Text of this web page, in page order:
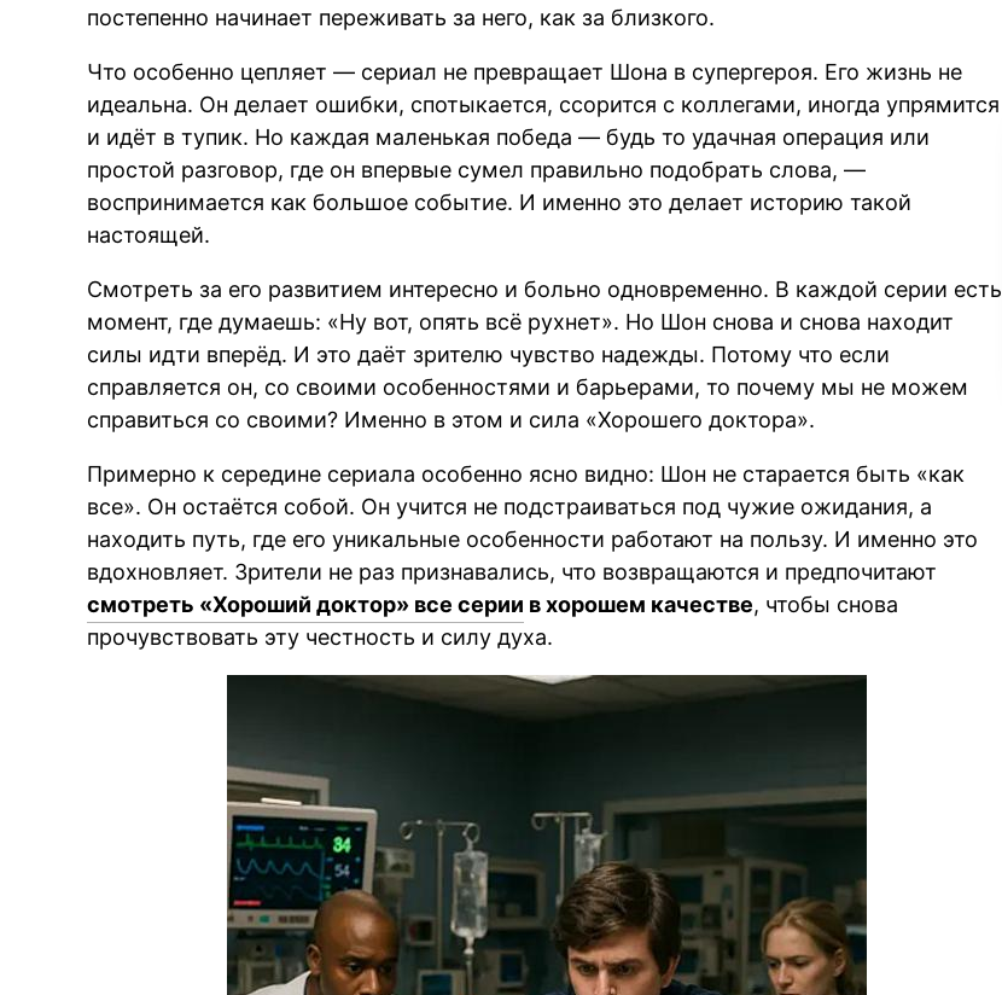
постепенно начинает переживать за него, как за близкого.
Что особенно цепляет — сериал не превращает Шона в супергероя. Его жизнь не
идеальна. Он делает ошибки, спотыкается, ссорится с коллегами, иногда упрямится
и идёт в тупик. Но каждая маленькая победа — будь то удачная операция или
простой разговор, где он впервые сумел правильно подобрать слова, —
воспринимается как большое событие. И именно это делает историю такой
настоящей.
Смотреть за его развитием интересно и больно одновременно. В каждой серии есть
момент, где думаешь: «Ну вот, опять всё рухнет». Но Шон снова и снова находит
силы идти вперёд. И это даёт зрителю чувство надежды. Потому что если
справляется он, со своими особенностями и барьерами, то почему мы не можем
справиться со своими? Именно в этом и сила «Хорошего доктора».
Примерно к середине сериала особенно ясно видно: Шон не старается быть «как
все». Он остаётся собой. Он учится не подстраиваться под чужие ожидания, а
находить путь, где его уникальные особенности работают на пользу. И именно это
вдохновляет. Зрители не раз признавались, что возвращаются и предпочитают
смотреть «Хороший доктор» все серии в хорошем качестве, чтобы снова
прочувствовать эту честность и силу духа.